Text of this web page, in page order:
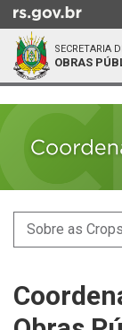
para
conteúdo
busca
SECRETARIA
OBRAS
conteúdo
Sobre as Crops